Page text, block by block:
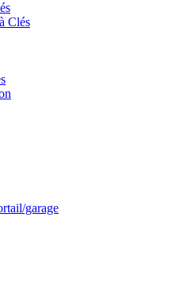
Clés
garage